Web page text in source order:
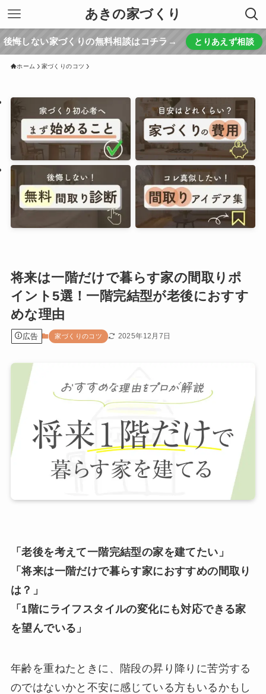
あきの家づくり
後悔しない家づくりの無料相談はコチラ→ とりあえず相談
ホーム 家づくりのコツ
将来は一階だけで暮らす家の間取りポ
イント5選！一階完結型が老後におすす
めな理由
広告 家づくりのコツ 2025年12月7日
「老後を考えて一階完結型の家を建てたい」
「将来は一階だけで暮らす家におすすめの間取り
は？」
「1階にライフスタイルの変化にも対応できる家
を望んでいる」
年齢を重ねたときに、階段の昇り降りに苦労する
のではないかと不安に感じている方もいるかもし